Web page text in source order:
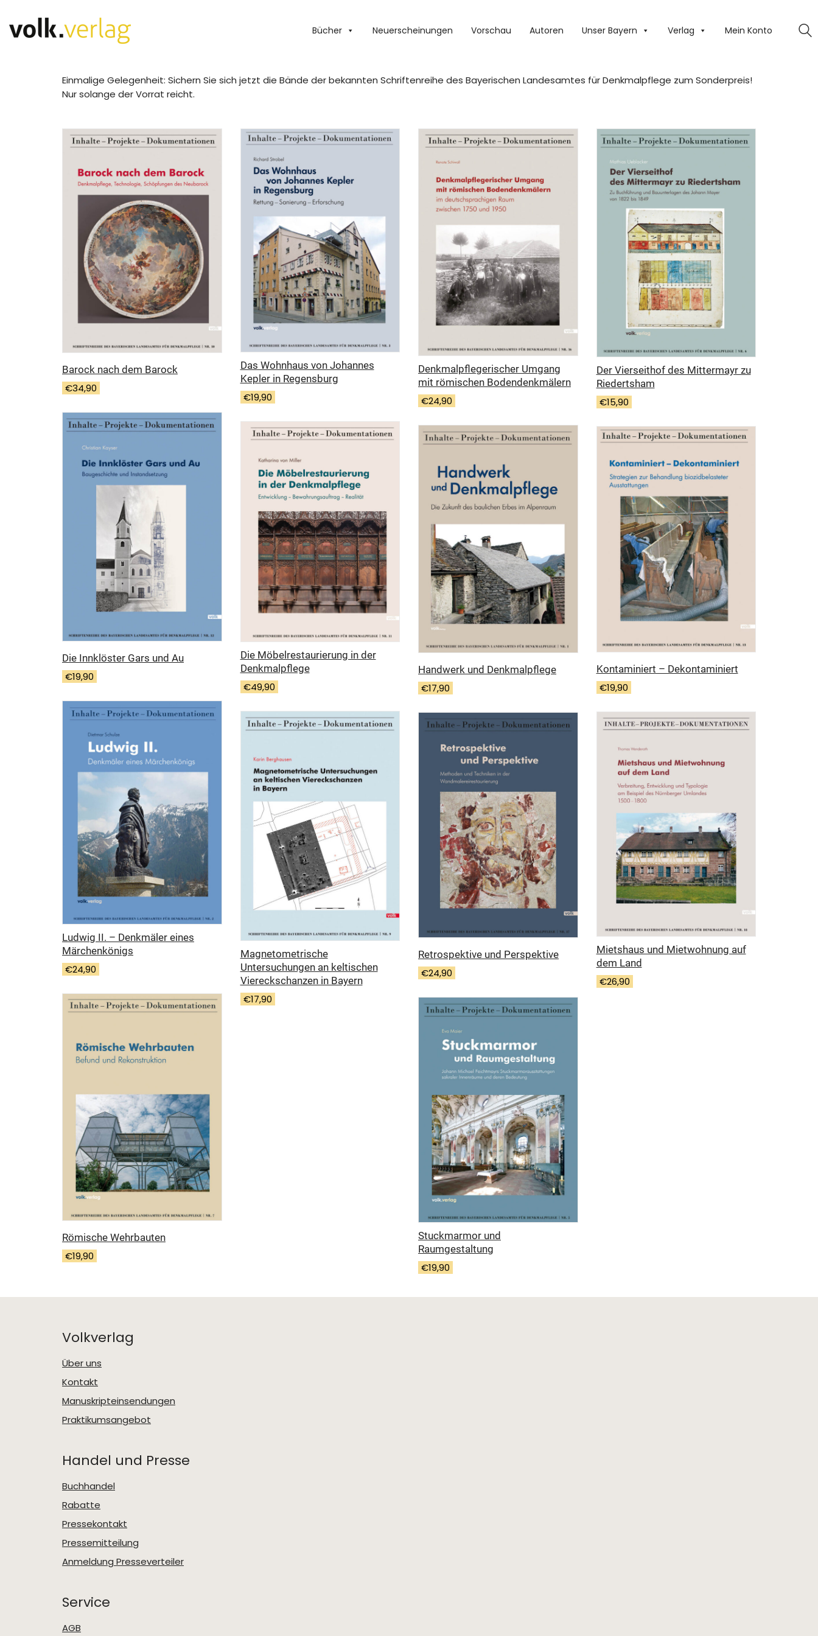
Bücher Neuerscheinungen Vorschau Autoren Unser Bayern Verlag Mein Konto
Einmalige Gelegenheit: Sichern Sie sich jetzt die Bände der bekannten Schriftenreihe des Bayerischen Landesamtes für Denkmalpflege zum Sonderpreis!
Nur solange der Vorrat reicht.
Barock nach dem Barock
€34,90
Das Wohnhaus von Johannes
Kepler in Regensburg
€19,90
Denkmalpflegerischer Umgang
mit römischen Bodendenkmälern
€24,90
Der Vierseithof des Mittermayr zu
Riedertsham
€15,90
Die Innklöster Gars und Au
€19,90
Die Möbelrestaurierung in der
Denkmalpflege
€49,90
Handwerk und Denkmalpflege
€17,90
Kontaminiert – Dekontaminiert
€19,90
Ludwig II. – Denkmäler eines
Märchenkönigs
€24,90
Magnetometrische
Untersuchungen an keltischen
Viereckschanzen in Bayern
€17,90
Mietshaus und Mietwohnung auf
dem Land
€26,90
Retrospektive und Perspektive
€24,90
Römische Wehrbauten
€19,90
Stuckmarmor und
Raumgestaltung
€19,90
Volkverlag
Über uns
Kontakt
Manuskripteinsendungen
Praktikumsangebot
Handel und Presse
Buchhandel
Rabatte
Pressekontakt
Pressemitteilung
Anmeldung Presseverteiler
Service
AGB